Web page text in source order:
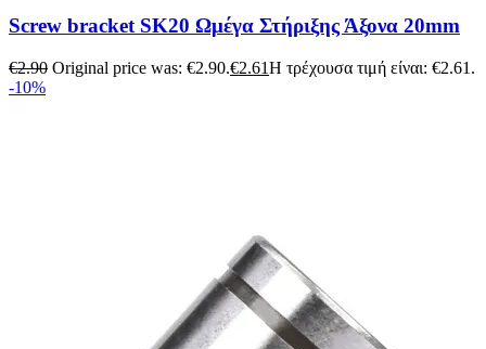
Screw bracket SK20 Ωμέγα Στήριξης Άξονα 20mm
€2.90 Original price was: €2.90.€2.61Η τρέχουσα τιμή είναι: €2.61.
-10%